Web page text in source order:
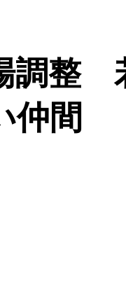
調整
仲間